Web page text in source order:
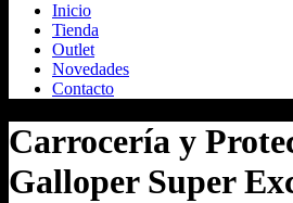
Inicio
Tienda
Outlet
Novedades
Contacto
Carrocería y
Galloper Super